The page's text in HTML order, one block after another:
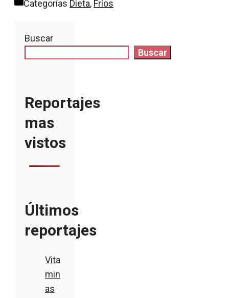
Categorías Dieta, Fríos
Buscar
Buscar
Reportajes
mas
vistos
Últimos
reportajes
Vita
min
as